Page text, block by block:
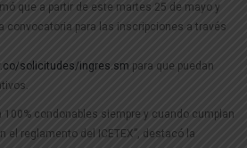
que a partir de este martes 25 de mayo y
convocatoria para las inscripciones a través
solicitudes/ingres.sm para que puedan
condonables siempre y cuando cumplan
el reglamento del ICETEX”, destacó la